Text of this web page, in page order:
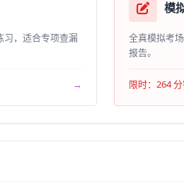
习，适合专项查漏
→
模
全真模拟考
报告。
限时：264